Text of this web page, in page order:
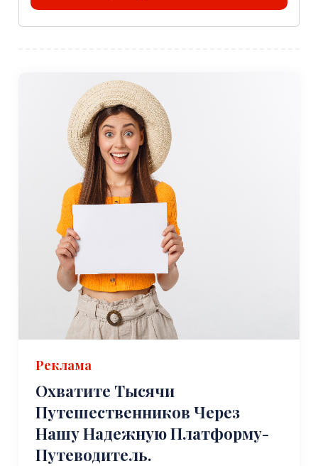
Реклама
Охватите Тысячи
Путешественников Через
Нашу Надежную Платформу-
Путеводитель.